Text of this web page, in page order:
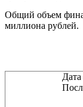
Общий объем
миллиона рублей.